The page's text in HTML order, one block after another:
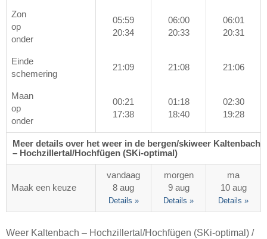
Zon
op
onder
05:59
20:34
06:00
20:33
06:01
20:31
Einde
schemering
21:09 21:08 21:06
Maan
op
onder
00:21
17:38
01:18
18:40
02:30
19:28
Meer details over het weer in de bergen/skiweer Kaltenbach
– Hochzillertal/​Hochfügen (SKi-optimal)
Maak een keuze
vandaag
8 aug
Details »
morgen
9 aug
Details »
ma
10 aug
Details »
Weer Kaltenbach – Hochzillertal/​Hochfügen (SKi-optimal) /